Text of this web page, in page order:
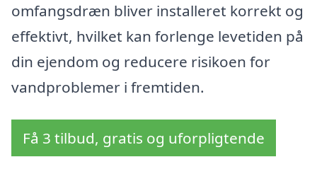
omfangsdræn bliver installeret korrekt og
effektivt, hvilket kan forlenge levetiden på
din ejendom og reducere risikoen for
vandproblemer i fremtiden.
Få 3 tilbud, gratis og uforpligtende